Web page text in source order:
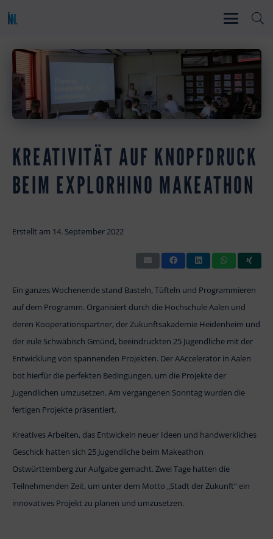
KREATIVITÄT AUF KNOPFDRUCK
BEIM EXPLORHINO MAKEATHON
Erstellt am 14. September 2022
Ein ganzes Wochenende stand Basteln, Tüfteln und Programmieren
auf dem Programm. Organisiert durch die Hochschule Aalen und
deren Kooperationspartner, der Zukunftsakademie Heidenheim und
der eule Schwäbisch Gmünd, beeindruckten 25 Jugendliche mit der
Entwicklung von spannenden Projekten. Der AAccelerator in Aalen
bot hierfür die perfekten Bedingungen, um die Projekte der
Jugendlichen umzusetzen. Am vergangenen Sonntag wurden die
fertigen Projekte präsentiert.
Kreatives Arbeiten, das Entwickeln neuer Ideen und handwerkliches
Geschick hatten sich 25 Jugendliche beim Makeathon
Ostwürttemberg zur Aufgabe gemacht. Zwei Tage hatten die
Teilnehmenden Zeit, um unter dem Motto „Stadt der Zukunft“ ein
innovatives Projekt zu planen und umzusetzen.